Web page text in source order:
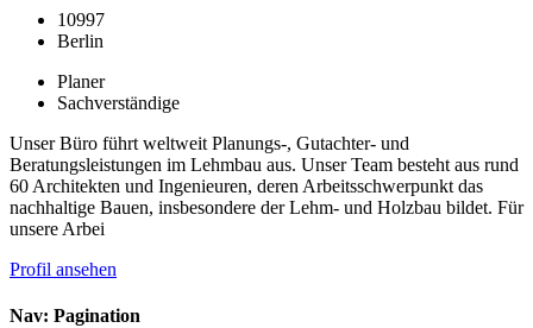
10997
Berlin
Planer
Sachverständige
Unser Büro führt weltweit Planungs-, Gutachter- und
Beratungsleistungen im Lehmbau aus. Unser Team besteht aus rund
60 Architekten und Ingenieuren, deren Arbeitsschwerpunkt das
nachhaltige Bauen, insbesondere der Lehm- und Holzbau bildet. Für
unsere Arbei
Profil ansehen
Nav: Pagination